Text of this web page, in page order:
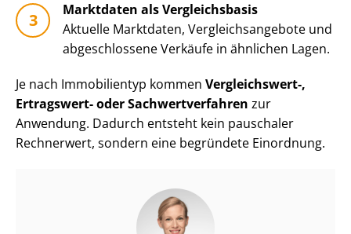
Marktdaten als Vergleichsbasis
Aktuelle Marktdaten, Ver­gleichs­an­ge­bo­te und
abgeschlossene Verkäufe in ähnlichen Lagen.
Je nach Immobilientyp kommen Vergleichswert-,
Ertragswert- oder Sach­wert­ver­fah­ren zur
Anwendung. Dadurch entsteht kein pauschaler
Rechnerwert, sondern eine begründete Einordnung.